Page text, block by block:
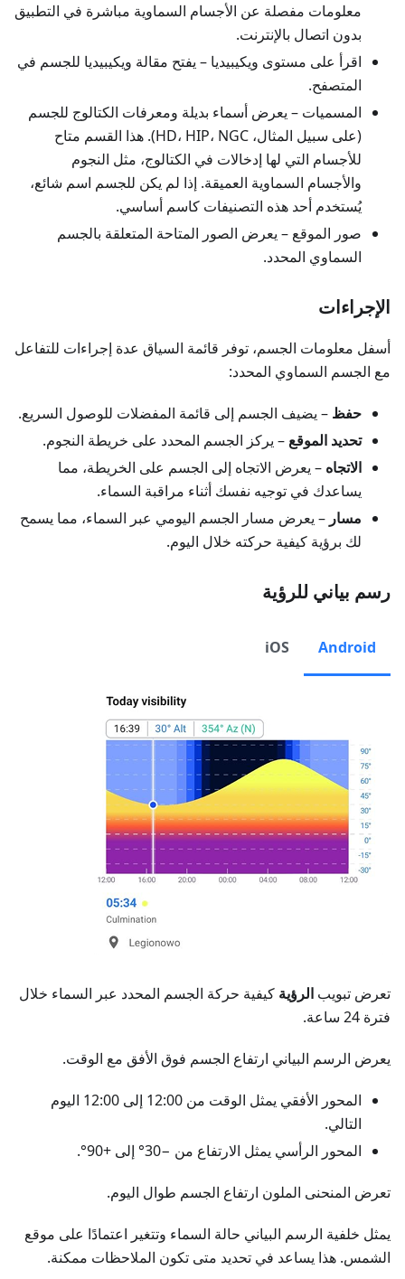
معلومات مفصلة عن الأجسام السماوية مباشرة في التطبيق
بدون اتصال بالإنترنت.
اقرأ على مستوى ويكيبيديا – يفتح مقالة ويكيبيديا للجسم في
المتصفح.
المسميات – يعرض أسماء بديلة ومعرفات الكتالوج للجسم
(على سبيل المثال، HD، HIP، NGC). هذا القسم متاح
للأجسام التي لها إدخالات في الكتالوج، مثل النجوم
والأجسام السماوية العميقة. إذا لم يكن للجسم اسم شائع،
يُستخدم أحد هذه التصنيفات كاسم أساسي.
صور الموقع – يعرض الصور المتاحة المتعلقة بالجسم
السماوي المحدد.
الإجراءات
أسفل معلومات الجسم، توفر قائمة السياق عدة إجراءات للتفاعل
مع الجسم السماوي المحدد:
حفظ – يضيف الجسم إلى قائمة المفضلات للوصول السريع.
تحديد الموقع – يركز الجسم المحدد على خريطة النجوم.
الاتجاه – يعرض الاتجاه إلى الجسم على الخريطة، مما
يساعدك في توجيه نفسك أثناء مراقبة السماء.
مسار – يعرض مسار الجسم اليومي عبر السماء، مما يسمح
لك برؤية كيفية حركته خلال اليوم.
رسم بياني للرؤية
Android
iOS
تعرض تبويب الرؤية كيفية حركة الجسم المحدد عبر السماء خلال
فترة 24 ساعة.
يعرض الرسم البياني ارتفاع الجسم فوق الأفق مع الوقت.
المحور الأفقي يمثل الوقت من 12:00 إلى 12:00 اليوم
التالي.
المحور الرأسي يمثل الارتفاع من −30° إلى +90°.
تعرض المنحنى الملون ارتفاع الجسم طوال اليوم.
يمثل خلفية الرسم البياني حالة السماء وتتغير اعتمادًا على موقع
الشمس. هذا يساعد في تحديد متى تكون الملاحظات ممكنة.